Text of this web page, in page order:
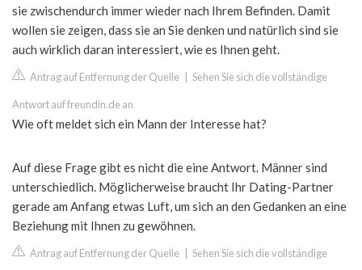
sie zwischendurch immer wieder nach Ihrem Befinden. Damit
wollen sie zeigen, dass sie an Sie denken und natürlich sind sie
auch wirklich daran interessiert, wie es Ihnen geht.
Antrag auf Entfernung der Quelle Sehen Sie sich die vollständige
Antwort auf freundin.de an
Wie oft meldet sich ein Mann der Interesse hat?
Auf diese Frage gibt es nicht die eine Antwort. Männer sind
unterschiedlich. Möglicherweise braucht Ihr Dating-Partner
gerade am Anfang etwas Luft, um sich an den Gedanken an eine
Beziehung mit Ihnen zu gewöhnen.
Antrag auf Entfernung der Quelle Sehen Sie sich die vollständige